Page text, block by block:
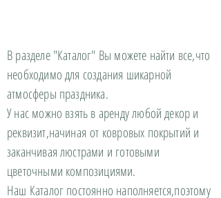
В разделе "Каталог" Вы можете найти все,что
необходимо для создания шикарной
атмосферы праздника.
У нас можно взять в аренду любой декор и
реквизит,начиная от ковровых покрытий и
заканчивая люстрами и готовыми
цветочными композициями.
Наш Каталог постоянно наполняется,поэтому